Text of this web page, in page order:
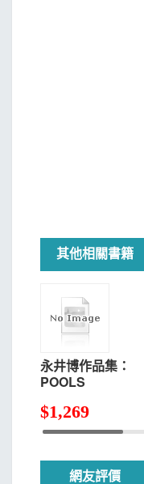
其他相關書籍
永井博作品集：
POOLS
$1,269
網友評價